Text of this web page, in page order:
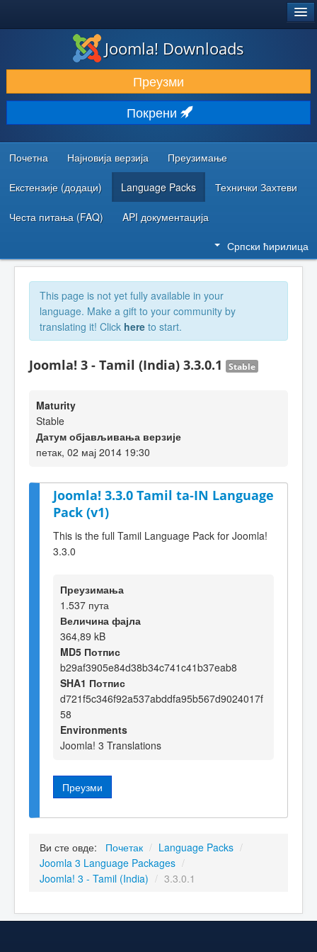
ПРЕУЗИМАЊЕ И ПРОШИРЕЊА (ЕКСТЕНЗИЈЕ)
ОТКРИЈТЕ И НАУЧИТЕ
ЗАЈЕДНИЦА И ПОДРШКА
РЕСУРСИ ЗА РАЗВОЈ
Joomla! Downloads
Преузми
Покрени
Почетна Најновија верзија Преузимање
Екстензије (додаци) Language Packs Технички Захтеви
Честа питања (FAQ) API документација
Српски ћирилица
This page is not yet fully available in your
language. Make a gift to your community by
translating it! Click here to start.
Joomla! 3 - Tamil (India) 3.3.0.1 Stable
Maturity
Stable
Датум објављивања верзије
петак, 02 мај 2014 19:30
Joomla! 3.3.0 Tamil ta-IN Language
Pack (v1)
This is the full Tamil Language Pack for Joomla!
3.3.0
Преузимања
1.537 пута
Величина фајла
364,89 kB
MD5 Потпис
b29af3905e84d38b34c741c41b37eab8
SHA1 Потпис
d721f5c346f92a537abddfa95b567d9024017f
58
Environments
Joomla! 3 Translations
Преузми
Ви сте овде: Почетак / Language Packs /
Joomla 3 Language Packages /
Joomla! 3 - Tamil (India) / 3.3.0.1